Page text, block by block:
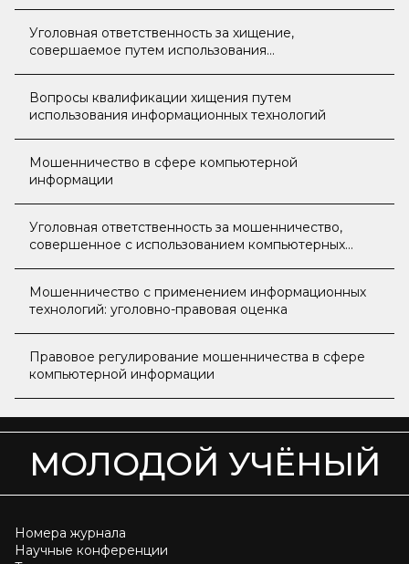
Уголовная ответственность за хищение,
совершаемое путем использования
Вопросы квалификации хищения путем
использования информационных технологий
Мошенничество в сфере компьютерной
информации
Уголовная ответственность за мошенничество,
совершенное с использованием компьютерных
Мошенничество с применением информационных
технологий: уголовно-правовая оценка
Правовое регулирование мошенничества в сфере
компьютерной информации
МОЛОДОЙ УЧЁНЫЙ
Номера журнала
Научные конференции